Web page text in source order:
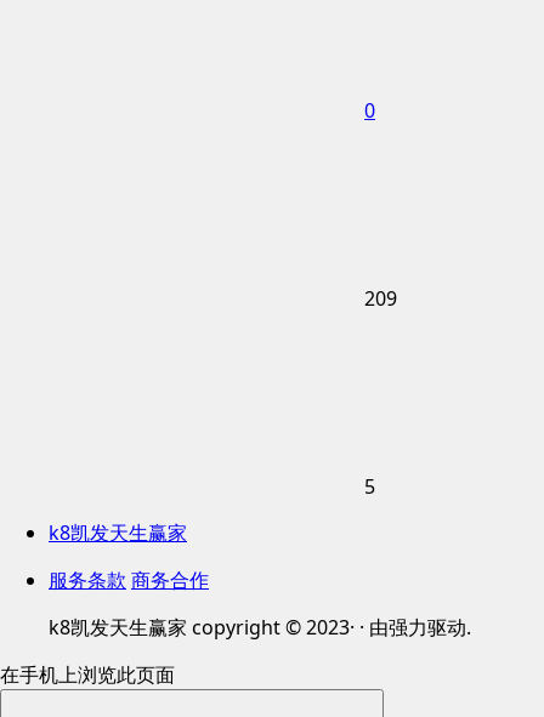
0
209
5
k8凯发天生赢家
服务条款 商务合作
k8凯发天生赢家 copyright © 2023· · 由强力驱动.
在手机上浏览此页面